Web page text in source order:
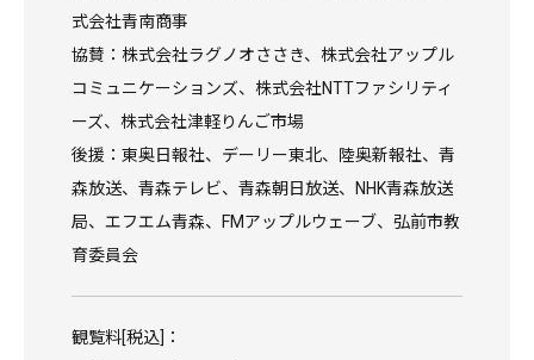
式会社青南商事
協賛：株式会社ラグノオささき、株式会社アップル
コミュニケーションズ、株式会社NTTファシリティ
ーズ、株式会社津軽りんご市場
後援：東奥日報社、デーリー東北、陸奥新報社、青
森放送、青森テレビ、青森朝日放送、NHK青森放送
局、エフエム青森、FMアップルウェーブ、弘前市教
育委員会
観覧料[税込]：